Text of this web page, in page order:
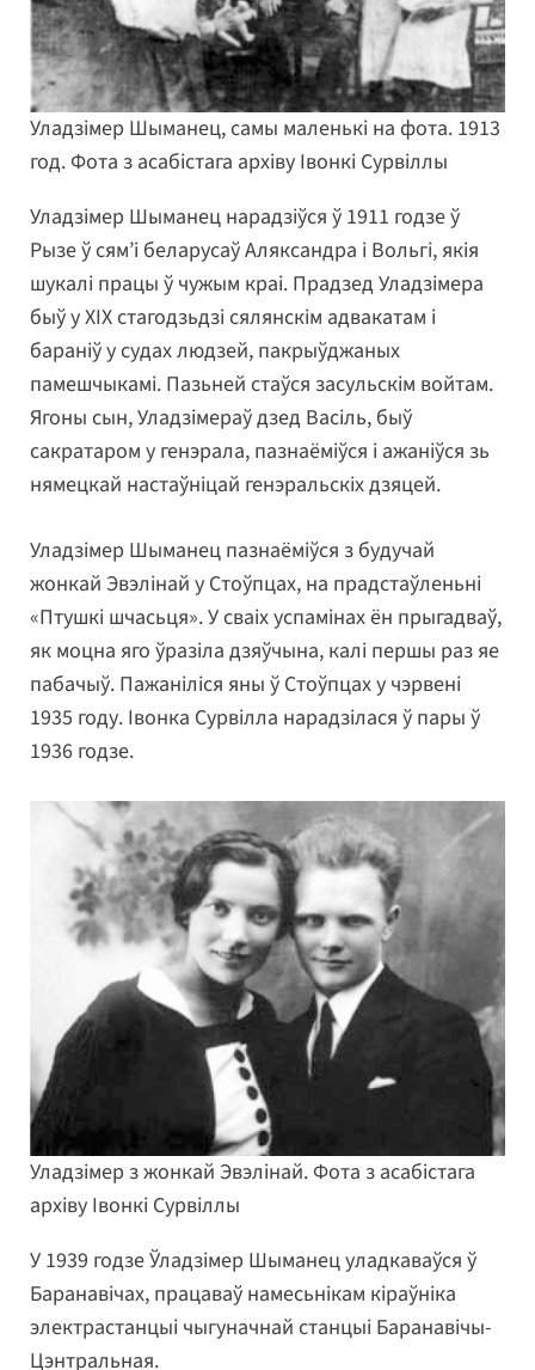
Уладзімер Шыманец, самы маленькі на фота. 1913
год. Фота з асабістага архіву Івонкі Сурвіллы
Уладзімер Шыманец нарадзіўся ў 1911 годзе ў
Рызе ў сям’і беларусаў Аляксандра і Вольгі, якія
шукалі працы ў чужым краі. Прадзед Уладзімера
быў у ХІХ стагодзьдзі сялянскім адвакатам і
бараніў у судах людзей, пакрыўджаных
памешчыкамі. Пазьней стаўся засульскім войтам.
Ягоны сын, Уладзімераў дзед Васіль, быў
сакратаром у генэрала, пазнаёміўся і ажаніўся зь
нямецкай настаўніцай генэральскіх дзяцей.
Уладзімер Шыманец пазнаёміўся з будучай
жонкай Эвэлінай у Стоўпцах, на прадстаўленьні
«Птушкі шчасьця». У сваіх успамінах ён прыгадваў,
як моцна яго ўразіла дзяўчына, калі першы раз яе
пабачыў. Пажаніліся яны ў Стоўпцах у чэрвені
1935 году. Івонка Сурвілла нарадзілася ў пары ў
1936 годзе.
Уладзімер з жонкай Эвэлінай. Фота з асабістага
архіву Івонкі Сурвіллы
У 1939 годзе Ўладзімер Шыманец уладкаваўся ў
Баранавічах, працаваў намесьнікам кіраўніка
электрастанцыі чыгуначнай станцыі Баранавічы-
Цэнтральная.